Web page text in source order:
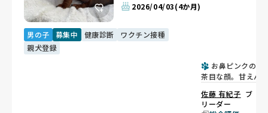
2026/04/03(4か月)
男の子 募集中 健康診断
ワクチン接種
親犬登録
お鼻ピンクのお
茶目な顔。甘えん
子💙
佐藤 有紀子 ブ
リーダー